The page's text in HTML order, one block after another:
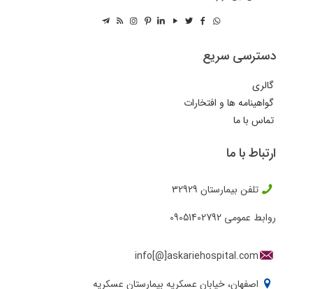
دسترسی سریع
گالری
گواهینامه ها و افتخارات
تماس با ما
ارتباط با ما
تلفن بیمارستان 32929
روابط عمومی 09051402792
info[@]askariehospital.com
اصفهان، خیابان عسکریه بیمارستان عسکریه